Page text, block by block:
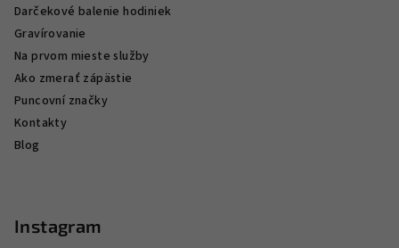
Darčekové balenie hodiniek
Gravírovanie
Na prvom mieste služby
Ako zmerať zápästie
Puncovní značky
Kontakty
Blog
Instagram